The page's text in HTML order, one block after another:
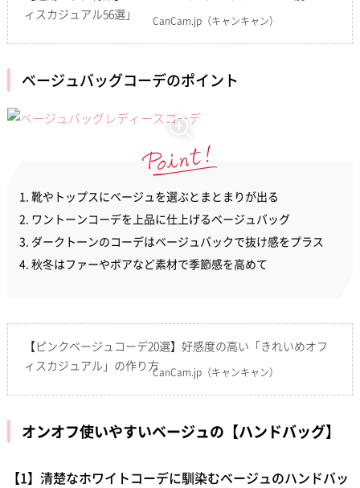
ィスカジュアル56選」
CanCam.jp （キャンキャン）
ベージュバッグコーデのポイント
靴やトップスにベージュを選ぶとまとまりが出る
ワントーンコーデを上品に仕上げるベージュバッグ
ダークトーンのコーデはベージュバックで抜け感をプラス
秋冬はファーやボアなど素材で季節感を高めて
【ピンクベージュコーデ20選】好感度の高い「きれいめオフ
ィスカジュアル」の作り方CanCam.jp （キャンキャン）
オンオフ使いやすいベージュの【ハンドバッグ】
【1】清楚なホワイトコーデに馴染むベージュのハンドバッ